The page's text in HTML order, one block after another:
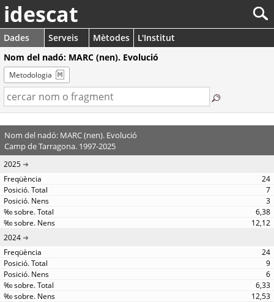
idescat
Dades Serveis Mètodes
L'Institut
Nom del nadó: MARC (nen). Evolució
Metodologia
Nom del nadó: MARC (nen). Evolució
Camp de Tarragona. 1997-2025
2025
24
7
3
6,38
12,12
2024
24
9
6
6,33
12,53